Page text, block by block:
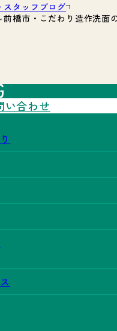
スタッフブログ
橋市・こだわり造作洗面
い合わせ